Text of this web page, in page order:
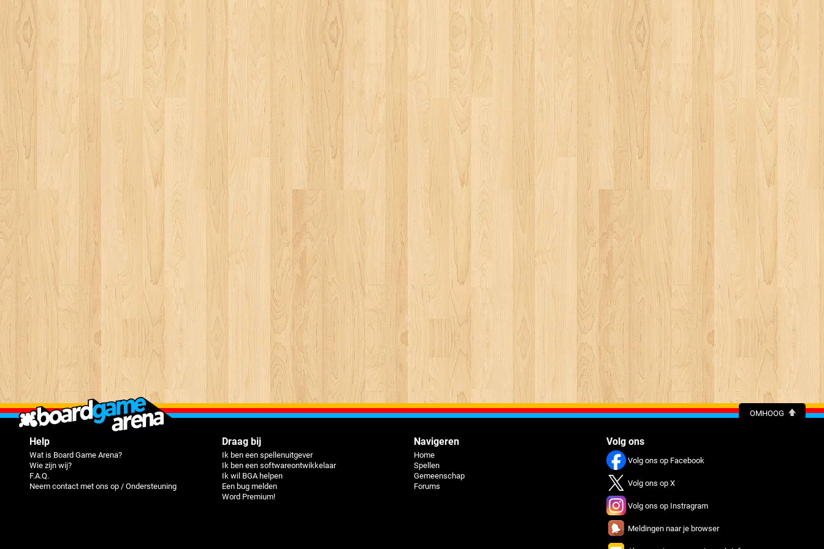
OMHOOG
Help
Wat is Board Game Arena?
Wie zijn wij?
F.A.Q.
Neem contact met ons op / Ondersteuning
Draag bij
Ik ben een spellenuitgever
Ik ben een softwareontwikkelaar
Ik wil BGA helpen
Een bug melden
Word Premium!
Navigeren
Home
Spellen
Gemeenschap
Forums
Volg ons
Volg ons op Facebook
Volg ons op X
Volg ons op Instragram
Meldingen naar je browser